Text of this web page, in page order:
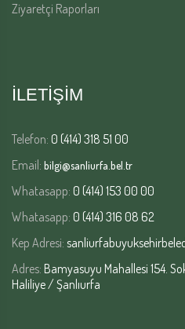
Ziyaretçi Raporları
İLETİŞİM
Telefon: 0 (414) 318 51 00
Email: bilgi@sanliurfa.bel.tr
Whatasapp: 0 (414) 153 00 00
Whatasapp: 0 (414) 316 08 62
Kep Adresi:
Adres: Bamyasuyu Mahallesi 154.
Haliliye / Şanlıurfa